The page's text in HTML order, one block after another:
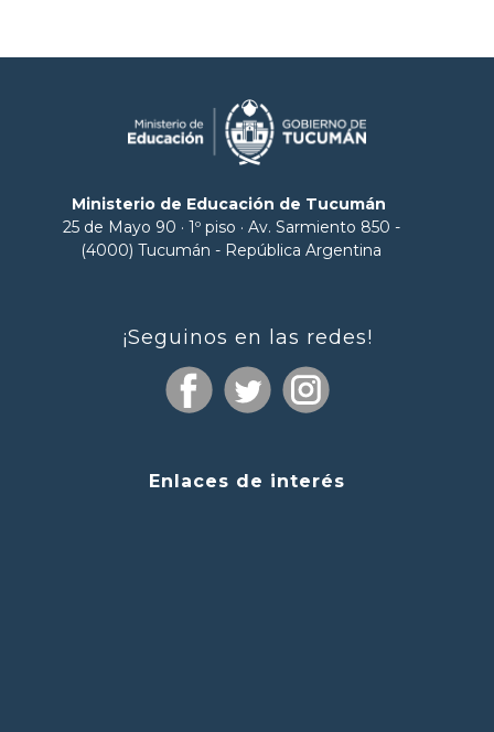
Ministerio de Educación de Tucumán
25 de Mayo 90 · 1º piso · Av. Sarmiento 850 -
(4000) Tucumán - República Argentina
¡Seguinos en las redes!
Enlaces de interés